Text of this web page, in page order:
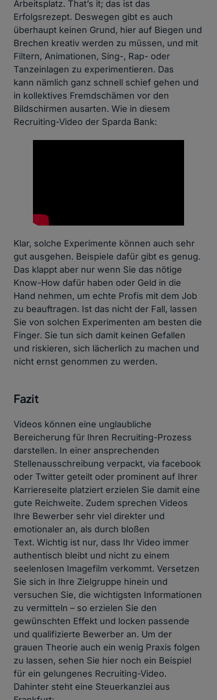
Arbeitsplatz. That’s it; das ist das
Erfolgsrezept. Deswegen gibt es auch
überhaupt keinen Grund, hier auf Biegen und
Brechen kreativ werden zu müssen, und mit
Filtern, Animationen, Sing-, Rap- oder
Tanzeinlagen zu experimentieren. Das
kann nämlich ganz schnell schief gehen und
in kollektives Fremdschämen vor den
Bildschirmen ausarten. Wie in diesem
Recruiting-Video der Sparda Bank:
Klar, solche Experimente können auch sehr
gut ausgehen. Beispiele dafür gibt es genug.
Das klappt aber nur wenn Sie das nötige
Know-How dafür haben oder Geld in die
Hand nehmen, um echte Profis mit dem Job
zu beauftragen. Ist das nicht der Fall, lassen
Sie von solchen Experimenten am besten die
Finger. Sie tun sich damit keinen Gefallen
und riskieren, sich lächerlich zu machen und
nicht ernst genommen zu werden.
Fazit
Videos können eine unglaubliche
Bereicherung für Ihren Recruiting-Prozess
darstellen. In einer ansprechenden
Stellenausschreibung verpackt, via facebook
oder Twitter geteilt oder prominent auf Ihrer
Karriereseite platziert erzielen Sie damit eine
gute Reichweite. Zudem sprechen Videos
Ihre Bewerber sehr viel direkter und
emotionaler an, als durch bloßen
Text. Wichtig ist nur, dass Ihr Video immer
authentisch bleibt und nicht zu einem
seelenlosen Imagefilm verkommt. Versetzen
Sie sich in Ihre Zielgruppe hinein und
versuchen Sie, die wichtigsten Informationen
zu vermitteln – so erzielen Sie den
gewünschten Effekt und locken passende
und qualifizierte Bewerber an. Um der
grauen Theorie auch ein wenig Praxis folgen
zu lassen, sehen Sie hier noch ein Beispiel
für ein gelungenes Recruiting-Video.
Dahinter steht eine Steuerkanzlei aus